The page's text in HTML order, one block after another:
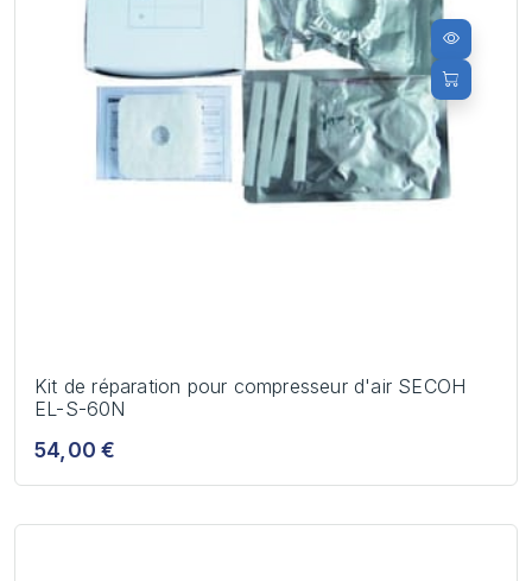
Kit de réparation pour compresseur d'air SECOH
EL-S-60N
54,00 €